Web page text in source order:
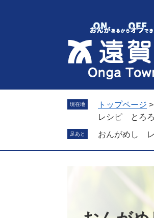
す
し
現在地 トップページ >
レシピ とろ
足あと おんがめし